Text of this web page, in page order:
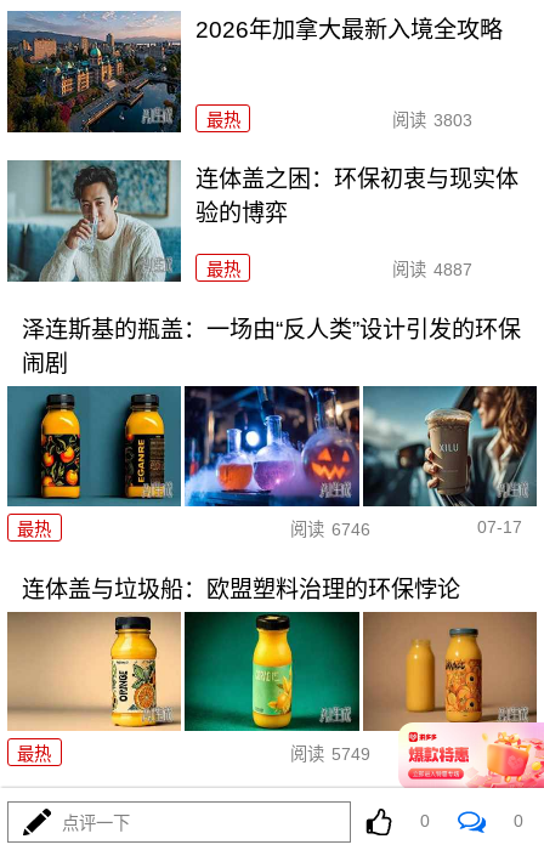
2026年加拿大最新入境全攻略
最热 阅读 3803
连体盖之困：环保初衷与现实体
验的博弈
最热 阅读 4887
泽连斯基的瓶盖：一场由“反人类”设计引发的环保
闹剧
最热 阅读 6746 07-17
连体盖与垃圾船：欧盟塑料治理的环保悖论
最热 阅读 5749 07-17
瓶盖安全设计：微观细节中的守
护与防错
点评一下 0 0